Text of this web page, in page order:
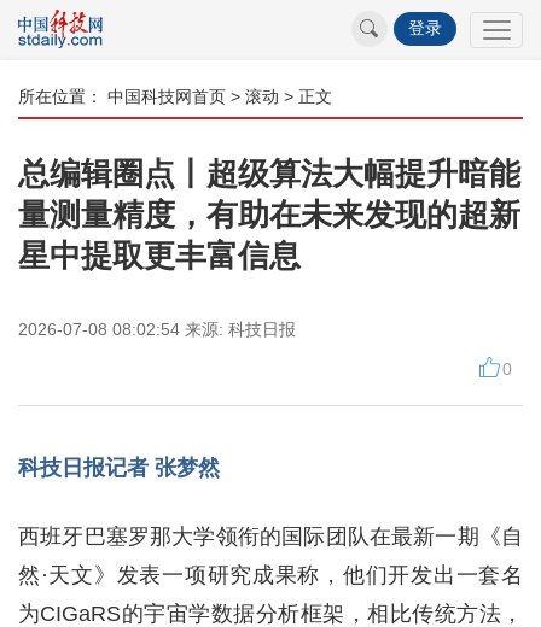
登录
所在位置： 中国科技网首页 > 滚动 > 正文
总编辑圈点丨超级算法大幅提升暗能
量测量精度，有助在未来发现的超新
星中提取更丰富信息
2026-07-08 08:02:54 来源: 科技日报
0
科技日报记者 张梦然
西班牙巴塞罗那大学领衔的国际团队在最新一期《自
然·天文》发表一项研究成果称，他们开发出一套名
为CIGaRS的宇宙学数据分析框架，相比传统方法，